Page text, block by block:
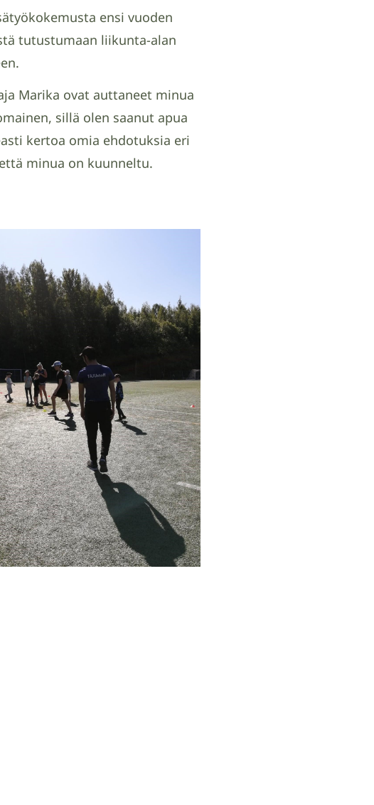
ensi vuoden
tutustumaan liikunta-alan
Marika ovat auttaneet minua
sillä olen saanut apua
kertoa omia ehdotuksia eri
minua on kuunneltu.